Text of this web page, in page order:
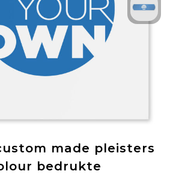
made pleisters
bedrukte